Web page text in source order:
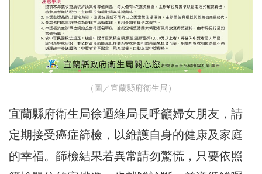
（圖／宜蘭縣府衛生局）
宜蘭縣府衛生局徐迺維局長呼籲婦女朋友，請
定期接受癌症篩檢，以維護自身的健康及家庭
的幸福。篩檢結果若異常請勿驚慌，只要依照